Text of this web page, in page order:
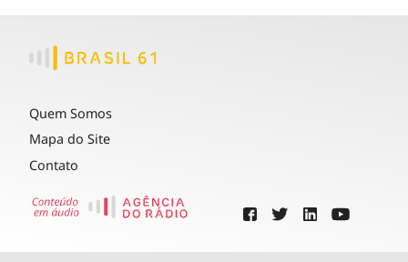
Quem Somos
Mapa do Site
Contato